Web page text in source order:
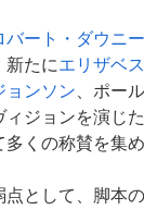
バート・ダウニ
新たにエリザベ
ョンソン 、ポー
ジョンを演じ
くの称賛を集め
として、脚本